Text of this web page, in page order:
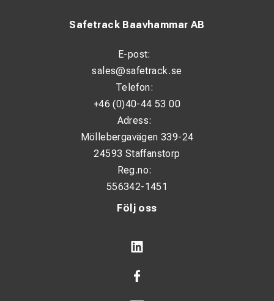
Följ oss
Safetrack Baavhammar AB
E-post:
sales@safetrack.se
Telefon:
+46 (0)40-44 53 00
Adress:
Möllebergavägen 339-24
24593 Staffanstorp
Reg.no:
556342-1451